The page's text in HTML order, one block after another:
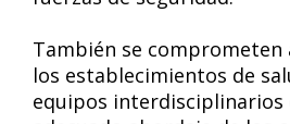
También se comprometen
los establecimientos de
equipos interdisciplinarios